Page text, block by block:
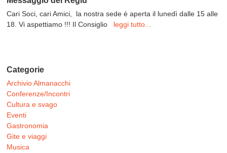
Cari Soci, cari Amici, la nostra sede è aperta il lunedì dalle 15 alle
18. Vi aspettiamo !!! Il Consiglio leggi tutto...
Categorie
Archivio Almanacchi
Conferenze/Incontri
Cultura e svago
Eventi
Gastronomia
Gite e viaggi
Musica